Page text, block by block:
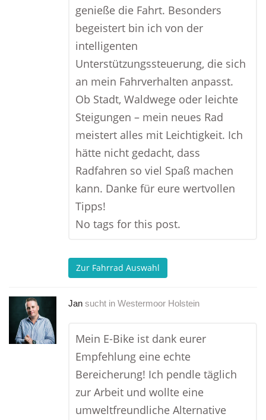
genieße die Fahrt. Besonders
begeistert bin ich von der
intelligenten
Unterstützungssteuerung, die sich
an mein Fahrverhalten anpasst.
Ob Stadt, Waldwege oder leichte
Steigungen – mein neues Rad
meistert alles mit Leichtigkeit. Ich
hätte nicht gedacht, dass
Radfahren so viel Spaß machen
kann. Danke für eure wertvollen
Tipps!
No tags for this post.
Zur Fahrrad Auswahl
Jan sucht in Westermoor Holstein
Mein E-Bike ist dank eurer
Empfehlung eine echte
Bereicherung! Ich pendle täglich
zur Arbeit und wollte eine
umweltfreundliche Alternative